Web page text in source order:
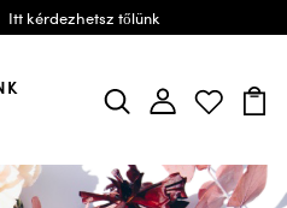
Itt kérdezhetsz tőlünk